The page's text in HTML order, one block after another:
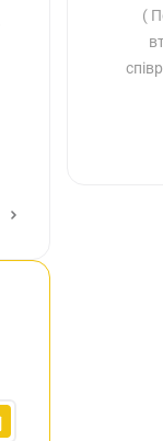
(